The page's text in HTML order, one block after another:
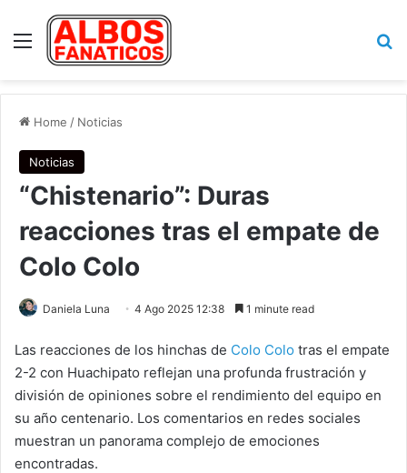
Menu
Home / Noticias
Noticias
“Chistenario”: Duras
reacciones tras el empate de
Colo Colo
Daniela Luna 4 Ago 2025 12:38 1 minute read
Las reacciones de los hinchas de Colo Colo tras el empate
2-2 con Huachipato reflejan una profunda frustración y
división de opiniones sobre el rendimiento del equipo en
su año centenario. Los comentarios en redes sociales
muestran un panorama complejo de emociones
encontradas.